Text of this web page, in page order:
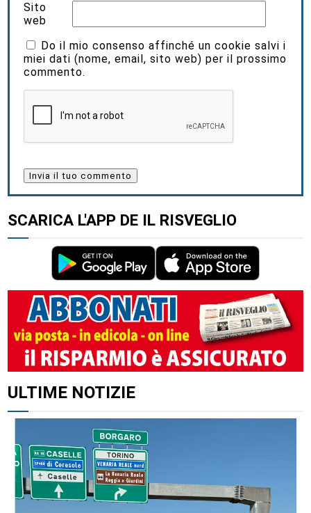
Sito
web
Do il mio consenso affinché un cookie salvi i
miei dati (nome, email, sito web) per il prossimo
commento.
SCARICA L'APP DE IL RISVEGLIO
ULTIME NOTIZIE